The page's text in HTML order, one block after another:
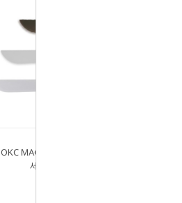
OKC MACHETE D Type 온타리오 마
세티 D형 블랙 12인치